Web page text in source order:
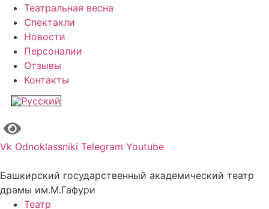
Театральная весна
Спектакли
Новости
Персоналии
Отзывы
Контакты
Vk Odnoklassniki Telegram Youtube
Башкирский государственный академический театр
драмы им.М.Гафури
Театр